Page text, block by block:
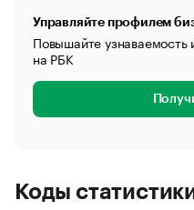
Управляйте профилем
Повышайте узнаваемость
на РБК
Коды